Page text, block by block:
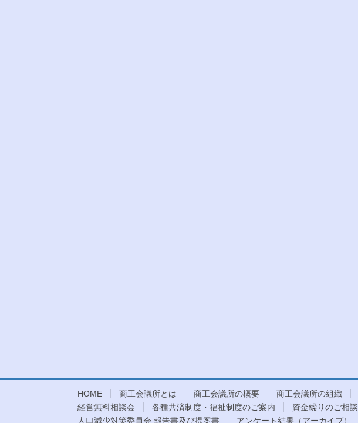
HOME 商工会議所とは 商工会議所の概要 商工会議所の組織
経営無料相談会
各種共済制度・福祉制度のご案内 資金繰りのご相談
人口減少対策委員会 報告書及び提案書
アンケート結果（アーカイブ）